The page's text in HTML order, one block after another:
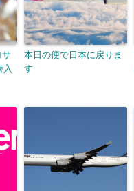
サ
入
本日の便で日本に戻りま
す